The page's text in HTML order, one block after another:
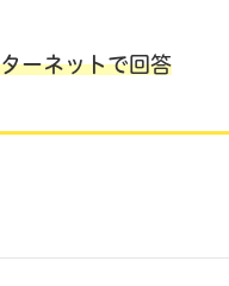
ーネットで回答